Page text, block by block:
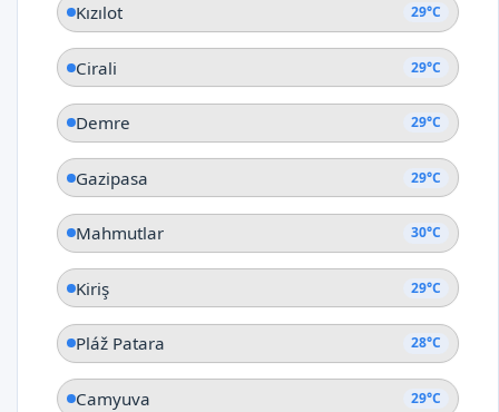
Kızılot 29°C
Cirali 29°C
Demre 29°C
Gazipasa 29°C
Mahmutlar 30°C
Kiriş 29°C
Pláž Patara 28°C
Camyuva 29°C